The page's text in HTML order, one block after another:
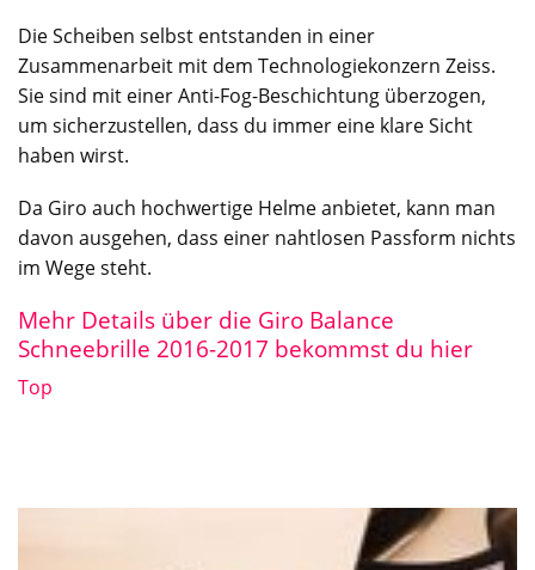
Die Scheiben selbst entstanden in einer
Zusammenarbeit mit dem Technologiekonzern Zeiss.
Sie sind mit einer Anti-Fog-Beschichtung überzogen,
um sicherzustellen, dass du immer eine klare Sicht
haben wirst.
Da Giro auch hochwertige Helme anbietet, kann man
davon ausgehen, dass einer nahtlosen Passform nichts
im Wege steht.
Mehr Details über die Giro Balance
Schneebrille 2016-2017 bekommst du hier
Top